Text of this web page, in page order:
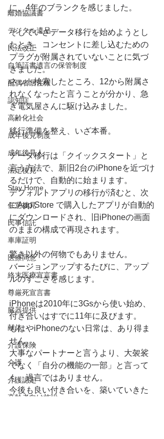
離婚協議書
デジタル遺品
民法改正
自筆証書遺言の保管制度
配偶者居住権
認知症
高齢化社会
成年後見制度
成年後見人
法定後見
Stay Home
任意後見
民事信託
車庫証明
医療同意
終末医療宣言書
尊厳死宣言書
臓器提供
献体
介護保険
介護
介護認定
高齢者向け施設
に、4年のブランクを感じました。
そしていざデータ移行を始めようとし
たとき、コンセントに差し込むための
プラグが附属されていないことに気づ
きました。
ネット検索したところ、12から附属さ
れなくなったと言うことが分かり、急
ぎ電気屋さんに駆け込みました。
移行準備を整え、いざ本番。
データ移行は「クイックスタート」と
言う方法で、新旧2台のiPhoneを近づけ
るだけで、自動的に始まります。
デフォルトアプリの移行が済むと、次
にApp Store で購入したアプリが自動的
にダウンロードされ、旧iPhoneの画面
のままの構成で再現されます。
驚き以外の何物でもありません。
バージョンアップするたびに、アップ
ルのすごさを感じます。
iPhoneは2010年に3Gsから使い始め、
付き合いはすでに11年に及びます。
もはやiPhoneのない日常は、あり得ま
せん。
大事なパートナーと言うより、大袈裟
でなく「自分の機能の一部」と言って
も、過言ではありません。
今後も良い付き合いを、築いていきた